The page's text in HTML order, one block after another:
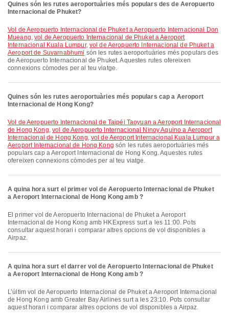
Quines són les rutes aeroportuàries més populars des de Aeropuerto
Internacional de Phuket?
vol de Aeropuerto Internacional de Phuket a Aeropuerto Internacional Don
Mueang,vol de Aeropuerto Internacional de Phuket a Aeroport
Internacional Kuala Lumpur, vol de Aeropuerto Internacional de Phuket a
Aeroport de Suvarnabhumi són les rutes aeroportuàries més populars des
de Aeropuerto Internacional de Phuket. Aquestes rutes ofereixen
connexions còmodes per al teu viatge.
Quines són les rutes aeroportuàries més populars cap a Aeroport
Internacional de Hong Kong?
vol de Aeropuerto Internacional de Taipéi Taoyuan a Aeroport Internacional
de Hong Kong, vol de Aeropuerto Internacional Ninoy Aquino a Aeroport
Internacional de Hong Kong, vol de Aeroport Internacional Kuala Lumpur a
Aeroport Internacional de Hong Kong són les rutes aeroportuàries més
populars cap a Aeroport Internacional de Hong Kong. Aquestes rutes
ofereixen connexions còmodes per al teu viatge.
A quina hora surt el primer vol de Aeropuerto Internacional de Phuket
a Aeroport Internacional de Hong Kong amb ?
El primer vol de Aeropuerto Internacional de Phuket a Aeroport
Internacional de Hong Kong amb HKExpress surt a les 11:00. Pots
consultar aquest horari i comparar altres opcions de vol disponibles a
Airpaz.
A quina hora surt el darrer vol de Aeropuerto Internacional de Phuket
a Aeroport Internacional de Hong Kong amb ?
L’últim vol de Aeropuerto Internacional de Phuket a Aeroport Internacional
de Hong Kong amb Greater Bay Airlines surt a les 23:10. Pots consultar
aquest horari i comparar altres opcions de vol disponibles a Airpaz.